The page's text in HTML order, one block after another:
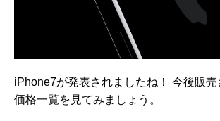
iPhone7が発表されましたね！ 今後販
価格一覧を見てみましょう。